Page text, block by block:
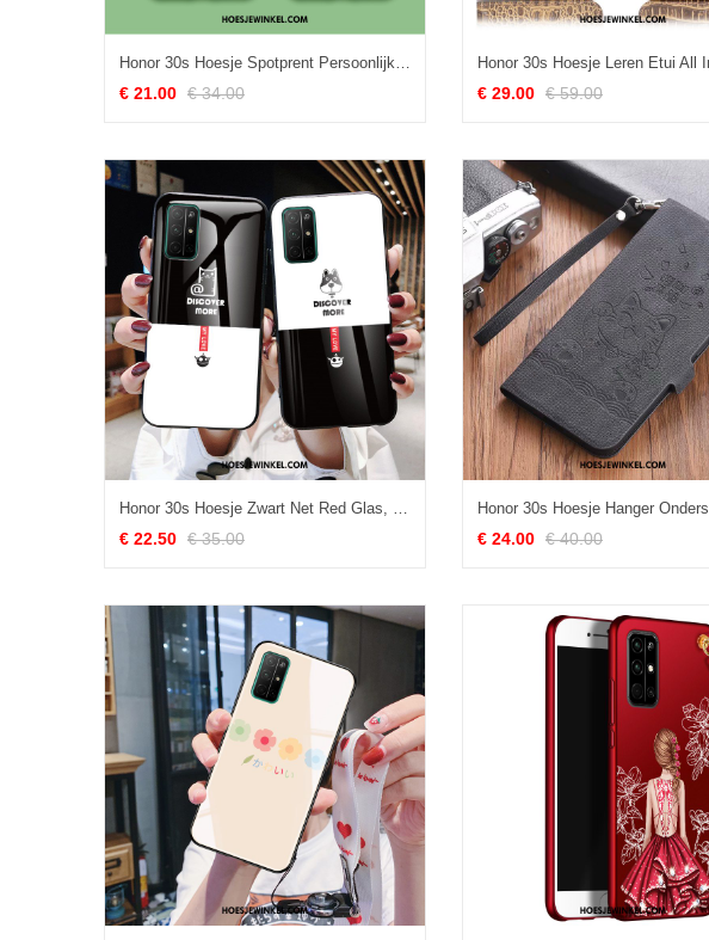
€ 21.00 € 34.00 € 29.00 € 59.00
€ 22.50 € 35.00 € 24.00 € 40.00